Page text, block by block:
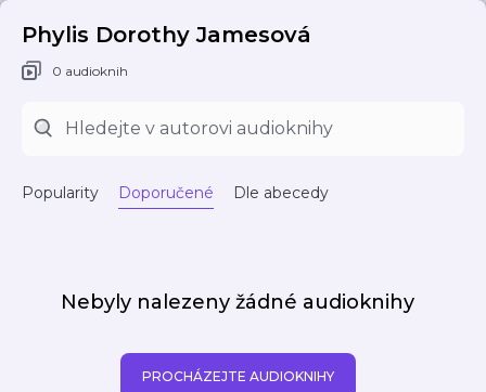
Phylis Dorothy Jamesová
0 audioknih
Popularity Doporučené Dle abecedy
Nebyly nalezeny žádné audioknihy
PROCHÁZEJTE AUDIOKNIHY